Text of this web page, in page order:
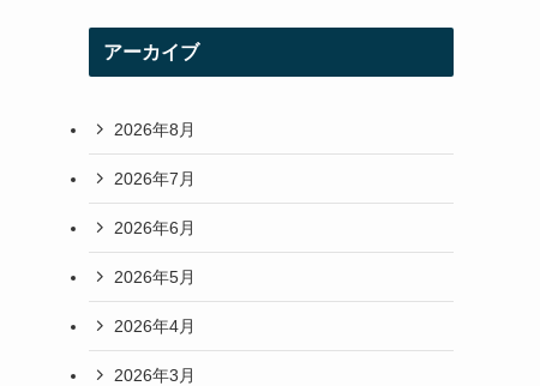
アーカイブ
2026年8月
2026年7月
2026年6月
2026年5月
2026年4月
2026年3月